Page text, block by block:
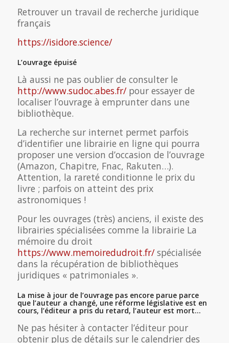
Retrouver un travail de recherche juridique
français
https://isidore.science/
L’ouvrage épuisé
Là aussi ne pas oublier de consulter le
http://www.sudoc.abes.fr/pour essayer de
localiser l’ouvrage à emprunter dans une
bibliothèque.
La recherche sur internet permet parfois
d’identifier une librairie en ligne qui pourra
proposer une version d’occasion de l’ouvrage
(Amazon, Chapitre, Fnac, Rakuten…).
Attention, la rareté conditionne le prix du
livre ; parfois on atteint des prix
astronomiques !
Pour les ouvrages (très) anciens, il existe des
librairies spécialisées comme la librairie La
mémoire du droit
https://www.memoiredudroit.fr/spécialisée
dans la récupération de bibliothèques
juridiques « patrimoniales ».
La mise à jour de l’ouvrage pas encore parue parce
que l’auteur a changé, une réforme législative est en
cours, l’éditeur a pris du retard, l’auteur est mort…
Ne pas hésiter à contacter l’éditeur pour
obtenir plus de détails sur le calendrier des